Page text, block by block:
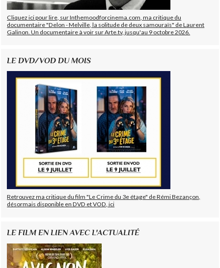
Cliquez ici pour lire, sur Inthemoodforcinema.com, ma critique du
documentaire "Delon - Melville, la solitude de deux samouraïs" de Laurent
Galinon. Un documentaire à voir sur Arte.tv, jusqu'au 9 octobre 2026.
LE DVD/VOD DU MOIS
Retrouvez ma critique du film "Le Crime du 3e étage" de Rémi Bezançon,
désormais disponible en DVD et VOD, ici
LE FILM EN LIEN AVEC L'ACTUALITÉ